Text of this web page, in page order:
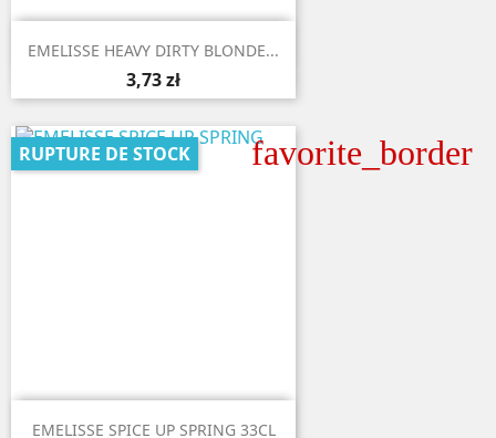
 Aperçu rapide
EMELISSE HEAVY DIRTY BLONDE...
3,73 zł
favorite_border
 Aperçu rapide
EMELISSE SPICE UP SPRING 33CL
RUPTURE DE STOCK